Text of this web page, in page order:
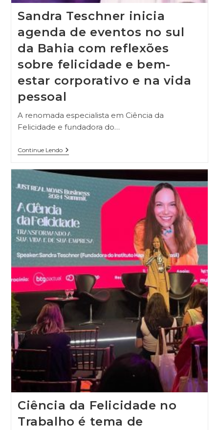
Sandra Teschner inicia
agenda de eventos no sul
da Bahia com reflexões
sobre felicidade e bem-
estar corporativo e na vida
pessoal
A renomada especialista em Ciência da
Felicidade e fundadora do…
Continue Lendo
Ciência da Felicidade no
Trabalho é tema de